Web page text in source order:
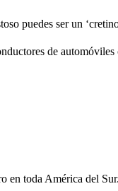
puedes ser un
de
en toda América del